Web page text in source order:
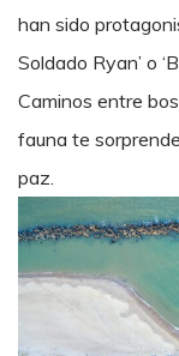
han sido
Soldado Ryan’ o
Caminos entre
fauna te
paz.